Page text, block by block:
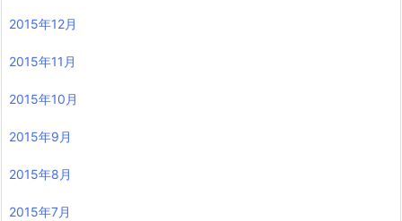
2015年12月
2015年11月
2015年10月
2015年9月
2015年8月
2015年7月